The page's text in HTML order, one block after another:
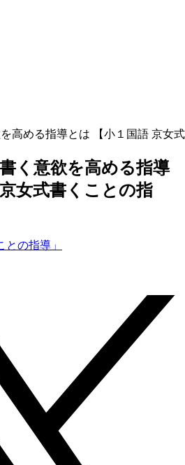
高める指導とは 【小１国語 京女式
く意欲を高める指導
女式書くことの指
の指導」